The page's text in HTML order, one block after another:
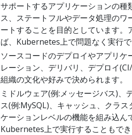
サポートするアプリケーションの
ス、ステートフルやデータ処理の
ートすることを目的としています
ば、Kubernetes上で問題なく実行で
ソースコードのデプロイやアプリ
レーション、デリバリ、デプロイ
組織の文化や好みで決められます。
ミドルウェア(例:メッセージバス)
ス(例:MySQL)、キャッシュ、クラ
ケーションレベルの機能を組み込ん
Kubernetes上で実行することもでき